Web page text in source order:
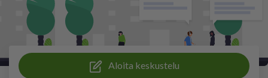
Aloita keskustelu